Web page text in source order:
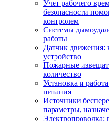
Учет рабочего
безопасности
контролем
Системы
работы
Датчик движения:
устройство
Пожарные
количество
Установка и
питания
Источники
параметры,
Электропроводка: